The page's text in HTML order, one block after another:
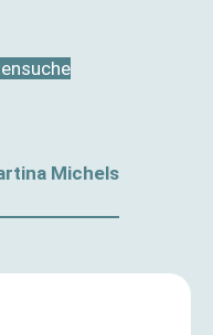
Michels